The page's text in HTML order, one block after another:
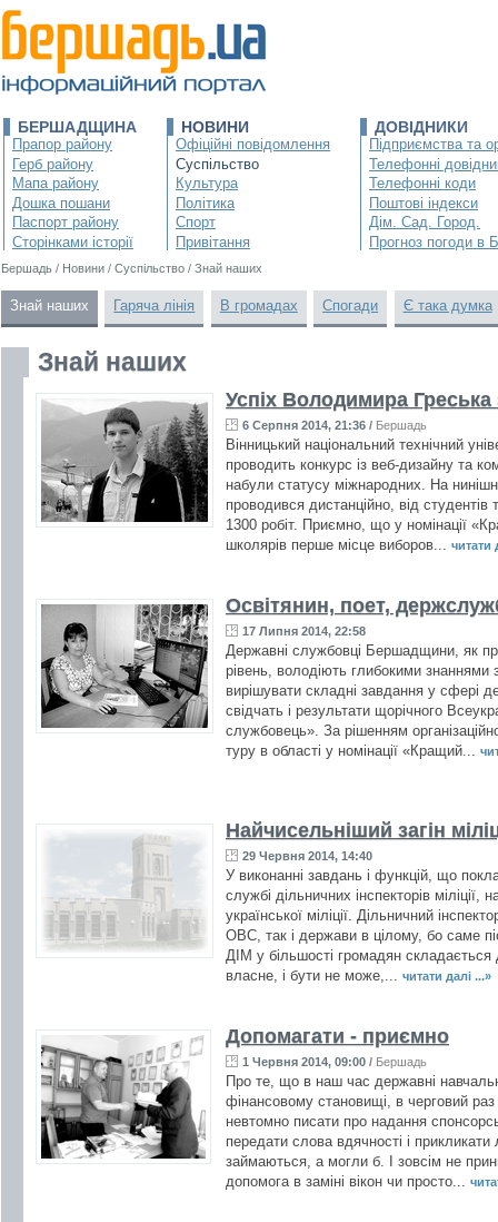
БЕРШАДЩИНА
Прапор району
Герб району
Мапа району
Дошка пошани
Паспорт району
Сторінками історії
НОВИНИ
Офіційні повідомлення
Суспільство
Культура
Політика
Спорт
Привітання
ДОВІДНИКИ
Підприємства та
Телефонні
Телефонні коди
Поштові індекси
Дім. Сад. Город.
Прогноз погоди в
Бершадь / Новини / Суспільство / Знай наших
Знай наших Гаряча лінія В громадах Спогади Є така думка
Знай наших
Успіх Володимира Греська
6 Серпня 2014, 21:36 / Бершадь
Вінницький національний технічний
проводить конкурс із веб-дизайну та
набули статусу міжнародних. На
проводився дистанційно, від студентів
1300 робіт. Приємно, що у номінації
школярів перше місце виборов...
читати
Освітянин, поет,
17 Липня 2014, 22:58
Державні службовці Бершадщини, як
рівень, володіють глибокими знаннями
вирішувати складні завдання у сфері
свідчать і результати щорічного
службовець». За рішенням
туру в області у номінації «Кращий...
Найчисельніший загін
29 Червня 2014, 14:40
У виконанні завдань і функцій, що
службі дільничних інспекторів міліції,
української міліції. Дільничний
ОВС, так і держави в цілому, бо саме
ДІМ у більшості громадян складається
власне, і бути не може,...
читати далі ...»
Допомагати - приємно
1 Червня 2014, 09:00 / Бершадь
Про те, що в наш час державні
фінансовому становищі, в черговий
невтомно писати про надання
передати слова вдячності і
займаються, а могли б. І зовсім не
допомога в заміні вікон чи просто...